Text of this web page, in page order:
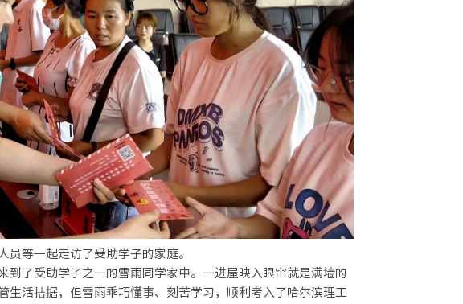
等一起走访了受助学子的家庭。
受助学子之一的雪雨同学家中。一进屋映入眼帘就是满墙的
活拮据，但雪雨乖巧懂事、刻苦学习，顺利考入了哈尔滨理工